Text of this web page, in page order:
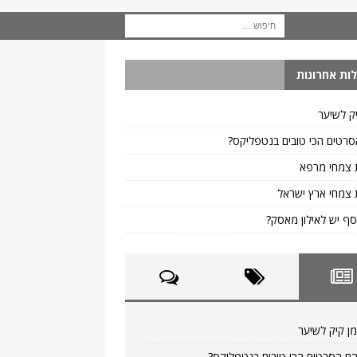
אחרונות
לשיער
הכי טובים בנטפליקס?
צמחי מרפא
צמחי ארץ ישראל
יש לאילון מאסק?
קיק לשיער